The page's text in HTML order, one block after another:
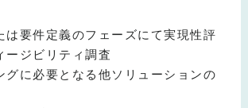
は要件定義のフェーズにて実現性評
ージビリティ調査
グに必要となる他ソリューションの